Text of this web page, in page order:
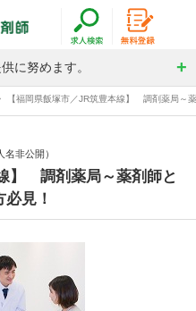
に努めます。
【福岡県飯塚市／JR筑豊本線】 調剤薬局～
非公開）
】 調剤薬局～薬剤師と
見！